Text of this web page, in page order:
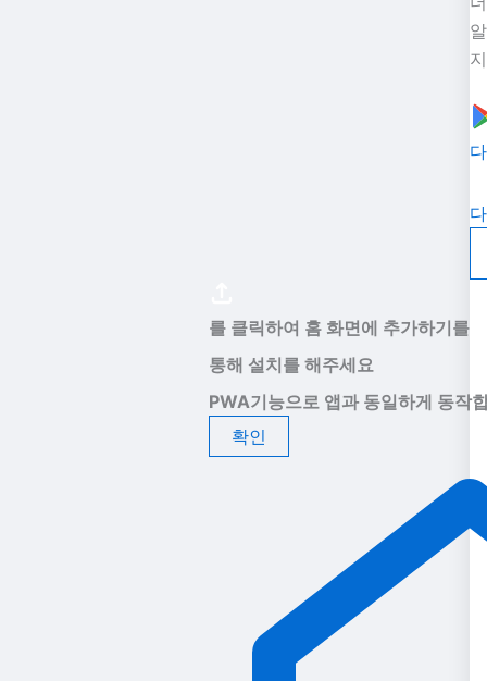
를 클릭하여 홈 화면에 추가하기를
통해 설치를 해주세요
PWA기능으로 앱과 동일하게 동작
확인